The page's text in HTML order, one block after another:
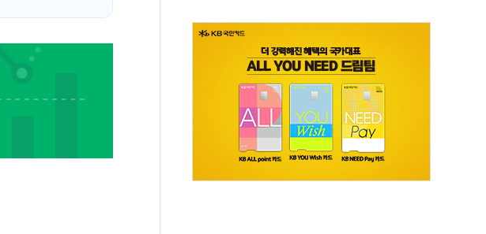
李대통령, ISA 개편 재검토 지시…與 "적극 환영"·野 "졸속 국정"
동해중부 전 해상 풍랑주의보…10일까지 최대 3.5m 높은 물결